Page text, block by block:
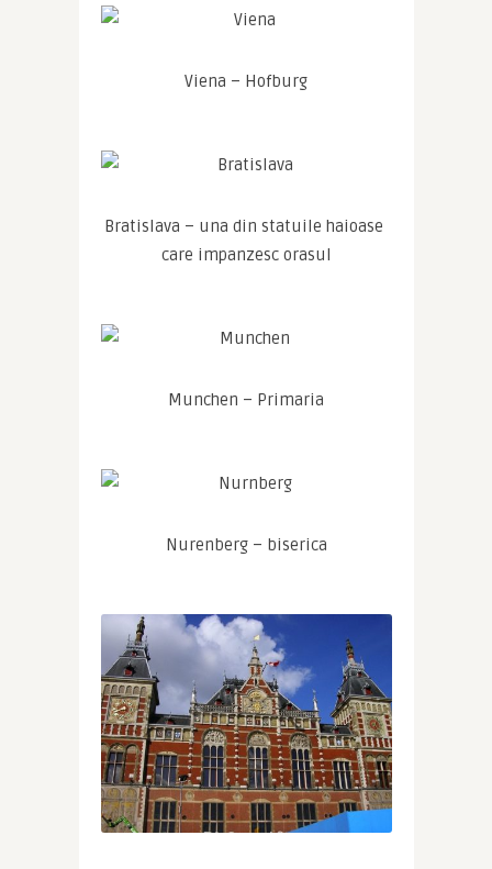
Viena – Hofburg
Bratislava – una din statuile haioase
care impanzesc orasul
Munchen – Primaria
Nurenberg – biserica